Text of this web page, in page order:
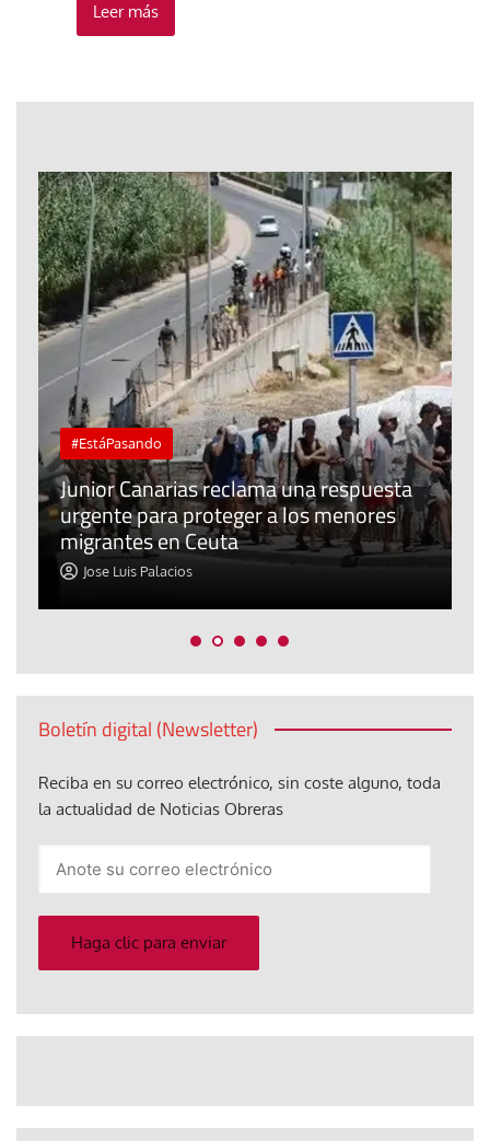
Leer más
#EstáPasando
Junior Canarias reclama una respuesta
urgente para proteger a los menores
migrantes en Ceuta
Jose Luis Palacios
Boletín digital (Newsletter)
Reciba en su correo electrónico, sin coste alguno, toda
la actualidad de Noticias Obreras
electrónico
Haga clic para enviar